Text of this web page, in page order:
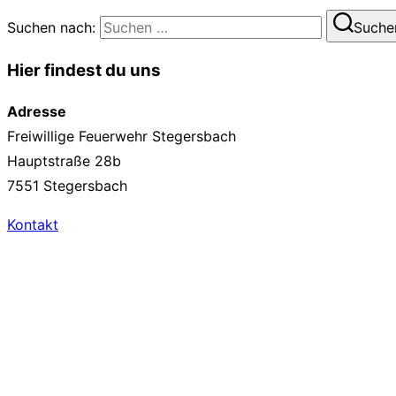
Suchen nach:
Hier findest du uns
Adresse
Freiwillige Feuerwehr Stegersbach
Hauptstraße 28b
7551 Stegersbach
Kontakt